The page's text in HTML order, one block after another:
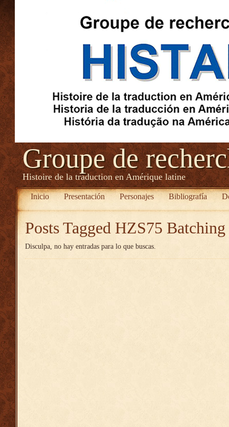
Groupe de
Histoire de la traduction en Amérique latine
Inicio Presentación Personajes Bibliografía
Posts Tagged HZS75 Batching
Disculpa, no hay entradas para lo que buscas.